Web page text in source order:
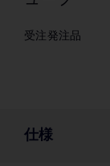
受注発注品
仕様